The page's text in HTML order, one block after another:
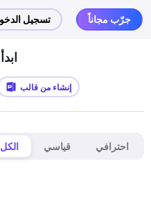
تسجيل جرّب مجاناً
إنشاء من قالب
الكل قياسي احترافي